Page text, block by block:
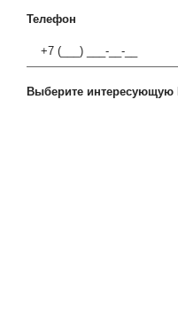
Телефон
Выберите интересующую